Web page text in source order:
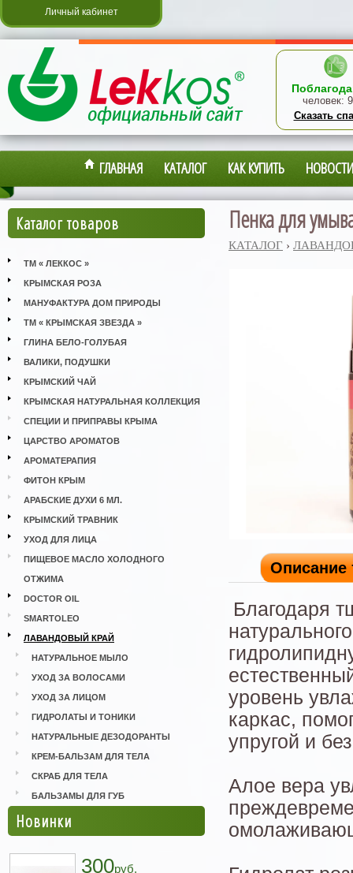
Личный кабинет
человек:
Сказать
ГЛАВНАЯ КАТАЛОГ КАК КУПИТЬ НОВОСТИ
Каталог товаров
ТМ « ЛЕККОС »
КРЫМСКАЯ РОЗА
МАНУФАКТУРА ДОМ ПРИРОДЫ
ТМ « КРЫМСКАЯ ЗВЕЗДА »
ГЛИНА БЕЛО-ГОЛУБАЯ
ВАЛИКИ, ПОДУШКИ
КРЫМСКИЙ ЧАЙ
КРЫМСКАЯ НАТУРАЛЬНАЯ КОЛЛЕКЦИЯ
СПЕЦИИ И ПРИПРАВЫ КРЫМА
ЦАРСТВО АРОМАТОВ
АРОМАТЕРАПИЯ
ФИТОН КРЫМ
АРАБСКИЕ ДУХИ 6 МЛ.
КРЫМСКИЙ ТРАВНИК
УХОД ДЛЯ ЛИЦА
ПИЩЕВОЕ МАСЛО ХОЛОДНОГО
ОТЖИМА
DOCTOR OIL
SMARTOLEO
ЛАВАНДОВЫЙ КРАЙ
НАТУРАЛЬНОЕ МЫЛО
УХОД ЗА ВОЛОСАМИ
УХОД ЗА ЛИЦОМ
ГИДРОЛАТЫ И ТОНИКИ
НАТУРАЛЬНЫЕ ДЕЗОДОРАНТЫ
КРЕМ-БАЛЬЗАМ ДЛЯ ТЕЛА
СКРАБ ДЛЯ ТЕЛА
БАЛЬЗАМЫ ДЛЯ ГУБ
Новинки
300руб.
Пенка для
КАТАЛОГ ›
Описание
Благодаря
уровень
каркас,
упругой и
Алое вера